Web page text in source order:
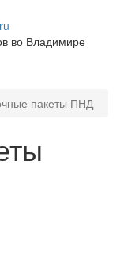
во Владимире
пакеты ПНД